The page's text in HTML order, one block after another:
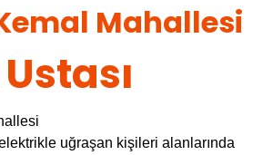
Mahallesi
Ustası
uğraşan kişileri alanlarında